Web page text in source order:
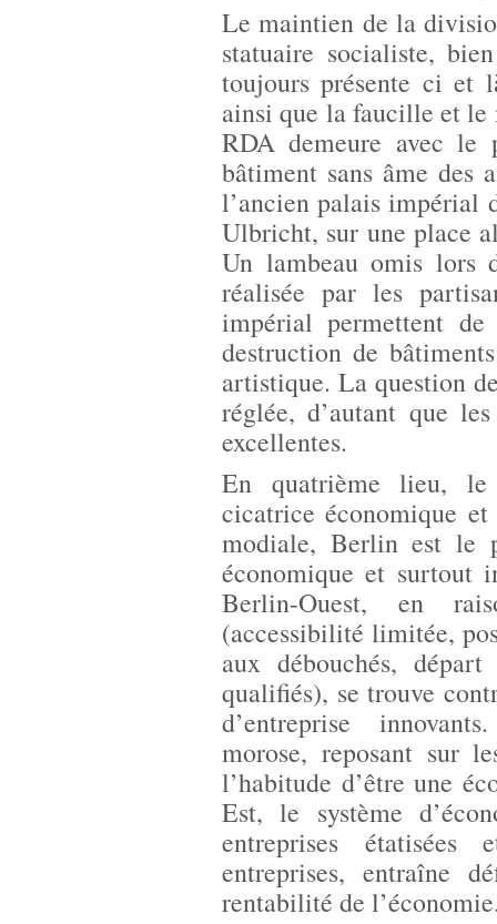
Le maintien de la
statuaire socialiste,
toujours présente ci et
ainsi que la faucille et le
RDA demeure avec
bâtiment sans âme des
l’ancien palais impérial
Ulbricht, sur une place
Un lambeau omis lors
réalisée par les
impérial permettent de
destruction de
artistique. La question
réglée, d’autant que
excellentes.
En quatrième lieu, le
cicatrice économique
modiale, Berlin est le
économique et surtout
Berlin-Ouest, en
(accessibilité limitée,
aux débouchés,
qualifiés), se trouve
d’entreprise
morose, reposant sur
l’habitude d’être une
Est, le système
entreprises
entreprises, entraîne
rentabilité de